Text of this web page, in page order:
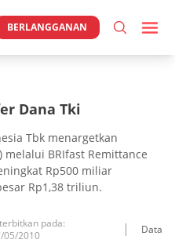
BERLANGGANAN
Dana Tki
Tbk menargetkan
BRIfast Remittance
Rp500 miliar
Rp1,38 triliun.
pada:
05/2010
Data